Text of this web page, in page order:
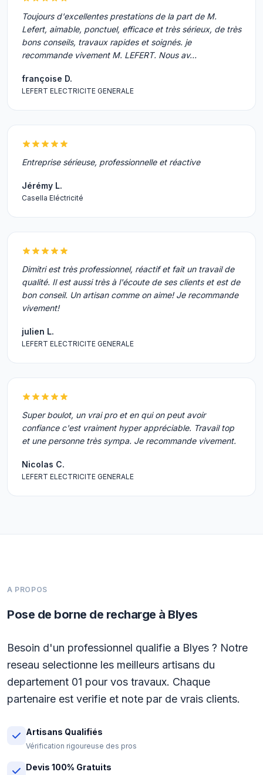
Toujours d'excellentes prestations de la part de M.
Lefert, aimable, ponctuel, efficace et très sérieux, de très
bons conseils, travaux rapides et soignés. je
recommande vivement M. LEFERT. Nous av…
françoise D.
LEFERT ELECTRICITE GENERALE
Entreprise sérieuse, professionnelle et réactive
Jérémy L.
Casella Eléctricité
Dimitri est très professionnel, réactif et fait un travail de
qualité. Il est aussi très à l'écoute de ses clients et est de
bon conseil. Un artisan comme on aime! Je recommande
vivement!
julien L.
LEFERT ELECTRICITE GENERALE
Super boulot, un vrai pro et en qui on peut avoir
confiance c'est vraiment hyper appréciable. Travail top
et une personne très sympa. Je recommande vivement.
Nicolas C.
LEFERT ELECTRICITE GENERALE
A PROPOS
Pose de borne de recharge à Blyes
Besoin d'un professionnel qualifie a Blyes ? Notre
reseau selectionne les meilleurs artisans du
departement 01 pour vos travaux. Chaque
partenaire est verifie et note par de vrais clients.
Artisans Qualifiés
Vérification rigoureuse des pros
Devis 100% Gratuits